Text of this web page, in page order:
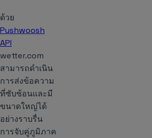
ด้วย
Pushwoosh
API
wetter.com
สามารถดำเนิน
การส่งข้อความ
ที่ซับซ้อนและมี
ขนาดใหญ่ได้
อย่างราบรื่น
การจับคู่ภูมิภาค